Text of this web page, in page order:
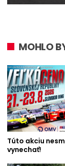
MOHLO
Túto akciu
vynechať!